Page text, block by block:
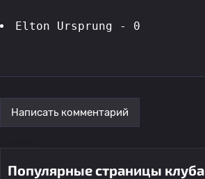
Elton Ursprung - 0
Написать комментарий
Популярные страницы